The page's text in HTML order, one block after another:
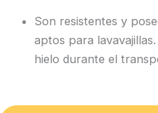
Son resistentes y
aptos para
hielo durante el